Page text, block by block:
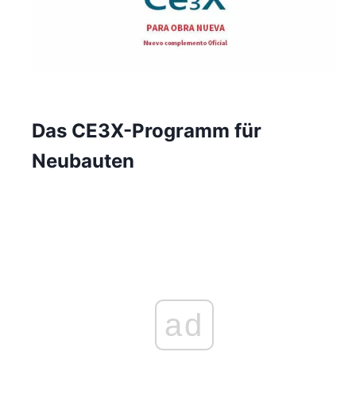
Das CE3X-Programm für
Neubauten
ad